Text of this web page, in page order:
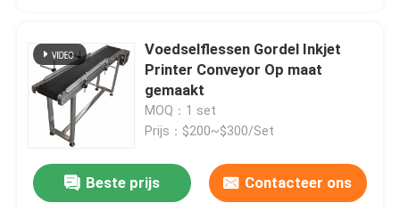
Voedselflessen Gordel Inkjet
Printer Conveyor Op maat
gemaakt
MOQ：1 set
Prijs：$200~$300/Set
Beste prijs Contacteer ons